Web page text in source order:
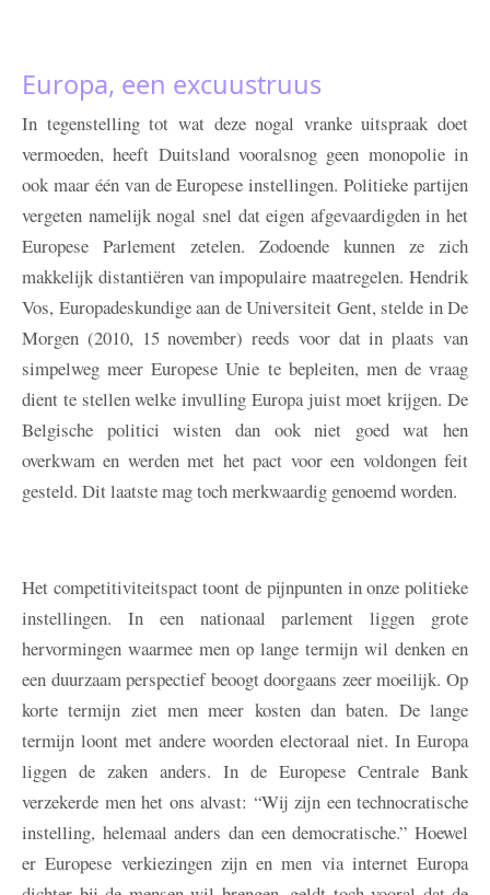
Europa, een excuustruus
In tegenstelling tot wat deze nogal vranke uitspraak doet
vermoeden, heeft Duitsland vooralsnog geen monopolie in
ook maar één van de Europese instellingen. Politieke partijen
vergeten namelijk nogal snel dat eigen afgevaardigden in het
Europese Parlement zetelen. Zodoende kunnen ze zich
makkelijk distantiëren van impopulaire maatregelen. Hendrik
Vos, Europadeskundige aan de Universiteit Gent, stelde in De
Morgen (2010, 15 november) reeds voor dat in plaats van
simpelweg meer Europese Unie te bepleiten, men de vraag
dient te stellen welke invulling Europa juist moet krijgen. De
Belgische politici wisten dan ook niet goed wat hen
overkwam en werden met het pact voor een voldongen feit
gesteld. Dit laatste mag toch merkwaardig genoemd worden.
Het competitiviteitspact toont de pijnpunten in onze politieke
instellingen. In een nationaal parlement liggen grote
hervormingen waarmee men op lange termijn wil denken en
een duurzaam perspectief beoogt doorgaans zeer moeilijk. Op
korte termijn ziet men meer kosten dan baten. De lange
termijn loont met andere woorden electoraal niet. In Europa
liggen de zaken anders. In de Europese Centrale Bank
verzekerde men het ons alvast: “Wij zijn een technocratische
instelling, helemaal anders dan een democratische.” Hoewel
er Europese verkiezingen zijn en men via internet Europa